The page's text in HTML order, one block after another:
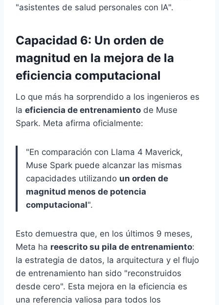
"asistentes de salud personales con IA".
Capacidad 6: Un orden de
magnitud en la mejora de la
eficiencia computacional
Lo que más ha sorprendido a los ingenieros es
la eficiencia de entrenamiento de Muse
Spark. Meta afirma oficialmente:
"En comparación con Llama 4 Maverick,
Muse Spark puede alcanzar las mismas
capacidades utilizando un orden de
magnitud menos de potencia
computacional".
Esto demuestra que, en los últimos 9 meses,
Meta ha reescrito su pila de entrenamiento:
la estrategia de datos, la arquitectura y el flujo
de entrenamiento han sido "reconstruidos
desde cero". Esta mejora en la eficiencia es
una referencia valiosa para todos los